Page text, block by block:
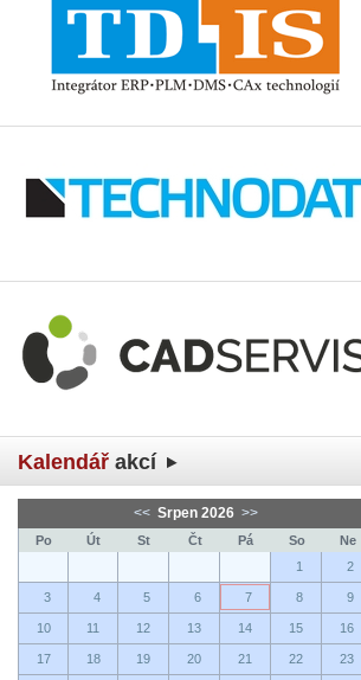
Kalendář akcí
<< Srpen 2026 >>
Po Út St Čt Pá So
Ne
1
2
3 4 5 6 7 8 9
10 11 12 13 14 15 16
17 18 19 20 21 22 23